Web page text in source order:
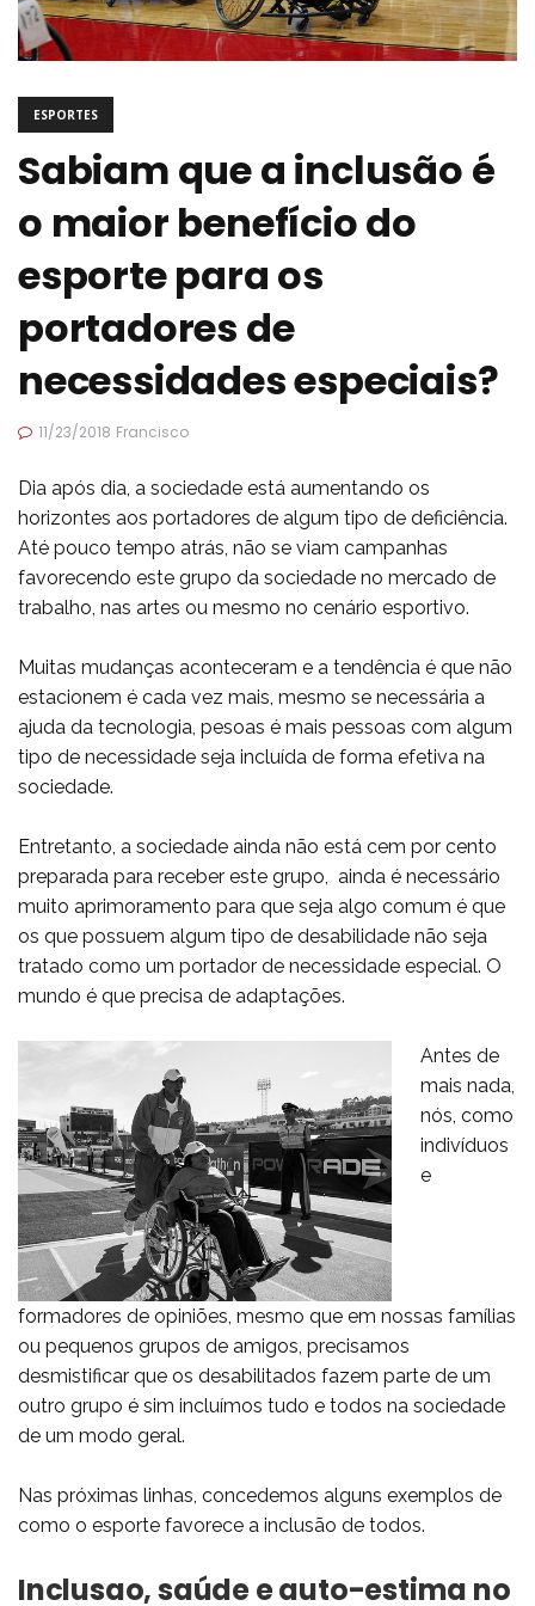
ESPORTES
Sabiam que a inclusão é
o maior benefício do
esporte para os
portadores de
necessidades especiais?
11/23/2018 Francisco
Dia após dia, a sociedade está aumentando os
horizontes aos portadores de algum tipo de deficiência.
Até pouco tempo atrás, não se viam campanhas
favorecendo este grupo da sociedade no mercado de
trabalho, nas artes ou mesmo no cenário esportivo.
Muitas mudanças aconteceram e a tendência é que não
estacionem é cada vez mais, mesmo se necessária a
ajuda da tecnologia, pesoas é mais pessoas com algum
tipo de necessidade seja incluída de forma efetiva na
sociedade.
Entretanto, a sociedade ainda não está cem por cento
preparada para receber este grupo, ainda é necessário
muito aprimoramento para que seja algo comum é que
os que possuem algum tipo de desabilidade não seja
tratado como um portador de necessidade especial. O
mundo é que precisa de adaptações.
Antes de
mais nada,
nós, como
indivíduos
e
formadores de opiniões, mesmo que em nossas famílias
ou pequenos grupos de amigos, precisamos
desmistificar que os desabilitados fazem parte de um
outro grupo é sim incluímos tudo e todos na sociedade
de um modo geral.
Nas próximas linhas, concedemos alguns exemplos de
como o esporte favorece a inclusão de todos.
Inclusao, saúde e auto-estima no